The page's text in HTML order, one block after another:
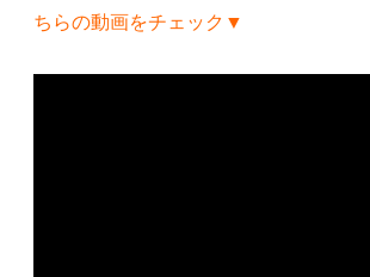
ちらの動画をチェック▼